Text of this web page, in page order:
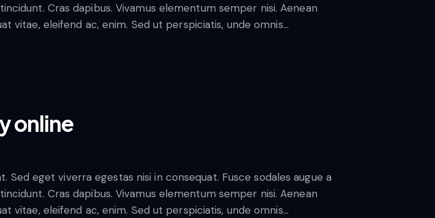
Cras dapibus. Vivamus elementum semper nisi. Aenean
vitae, eleifend ac, enim. Sed ut perspiciatis, unde omnis…
online
eget viverra egestas nisi in consequat. Fusce sodales augue a
Cras dapibus. Vivamus elementum semper nisi. Aenean
vitae, eleifend ac, enim. Sed ut perspiciatis, unde omnis…